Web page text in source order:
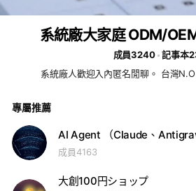
系統廠大家庭 ODM/
成員3240
記事本
專屬推薦
成員4163
大創100円ショップ